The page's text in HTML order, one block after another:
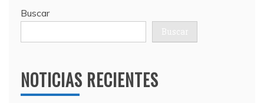
Buscar
Buscar
NOTICIAS RECIENTES